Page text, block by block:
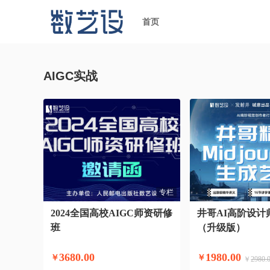
首页
AIGC实战
专栏
2024全国高校AIGC师资研修
班
￥3680.00
井哥AI高阶设计
（升级版）
￥ 1980.00 ￥